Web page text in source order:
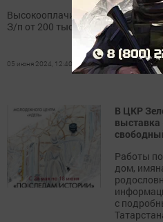
Высокооплачиваемая работа!
З/п от 200 тыс. руб.
05 июня 2024, 12:40
В ЦКР
выставка
Работы
дом,
с